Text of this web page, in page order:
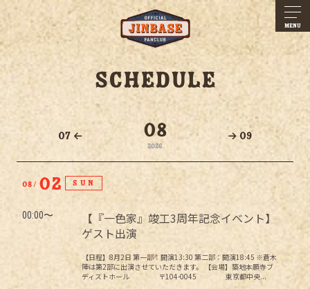
MENU
SCHEDULE
08
2026
07 09
08 02 SUN
00:00
【『一色家』竣工3周年記念イベント】
ゲスト出演
【日程】8月2日 第一部：開演13:30 第二部：開演18:45 ※蒼木
陣は第2部に出演させていただきます。 【会場】築地本願寺ブ
ディストホール 〒104-0045 東京都中央...